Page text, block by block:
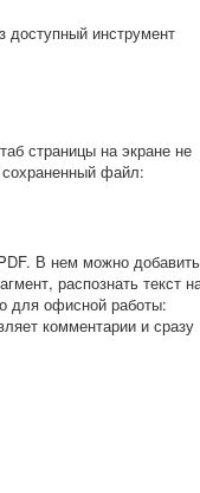
доступный инструмент
страницы на экране не
сохраненный файл:
В нем можно добавить
распознать текст
для офисной работы:
комментарии и сразу